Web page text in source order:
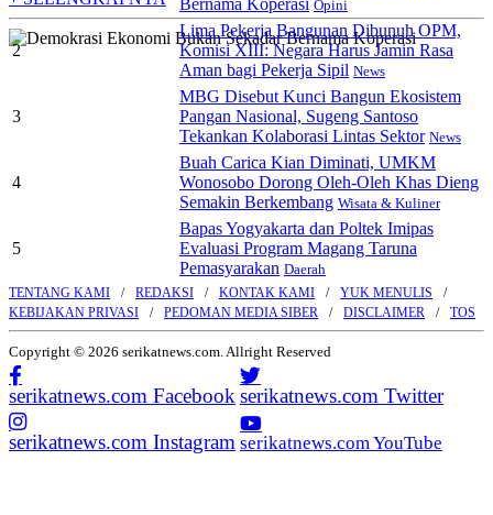
Bernama Koperasi Opini
2
Lima Pekerja Bangunan Dibunuh OPM,
Komisi XIII: Negara Harus Jamin Rasa
Aman bagi Pekerja Sipil News
3
MBG Disebut Kunci Bangun Ekosistem
Pangan Nasional, Sugeng Santoso
Tekankan Kolaborasi Lintas Sektor News
4
Buah Carica Kian Diminati, UMKM
Wonosobo Dorong Oleh-Oleh Khas Dieng
Semakin Berkembang Wisata & Kuliner
5
Bapas Yogyakarta dan Poltek Imipas
Evaluasi Program Magang Taruna
Pemasyarakan Daerah
TENTANG KAMI REDAKSI KONTAK KAMI
YUK MENULIS
KEBIJAKAN PRIVASI
PEDOMAN MEDIA SIBER DISCLAIMER TOS
Copyright © 2026 serikatnews.com. Allright Reserved
serikatnews.com Facebook serikatnews.com Twitter
serikatnews.com Instagram serikatnews.com YouTube